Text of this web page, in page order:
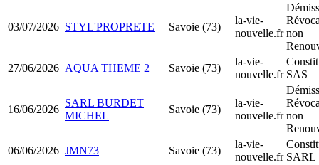
03/07/2026 STYL'PROPRETE Savoie (73)
la-vie-
nouvelle.fr non
27/06/2026 AQUA THEME 2 Savoie (73)
la-vie-
nouvelle.fr SAS
16/06/2026
SARL BURDET
MICHEL
Savoie (73)
la-vie-
nouvelle.fr non
06/06/2026 JMN73 Savoie (73)
la-vie-
nouvelle.fr SARL